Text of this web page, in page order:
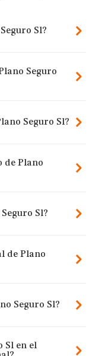
Sl?
Seguro
Seguro Sl?
de Plano
Sl?
de Plano
Seguro Sl?
Sl en el